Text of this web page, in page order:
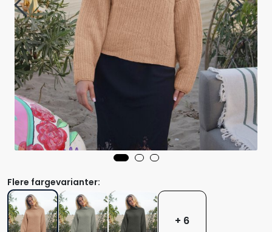
Flere fargevarianter:
+ 6